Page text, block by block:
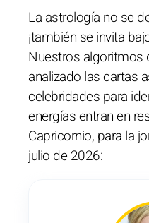
La astrología no se
¡también se invita
Nuestros algoritmos
analizado las cartas
celebridades para
energías entran en
Capricornio, para la
julio de 2026: